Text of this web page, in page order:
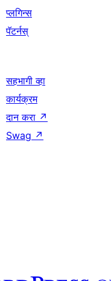
प्लगिन्स
पॅटर्नस्
सहभागी व्हा
कार्यक्रम
दान करा ↗
Swag ↗